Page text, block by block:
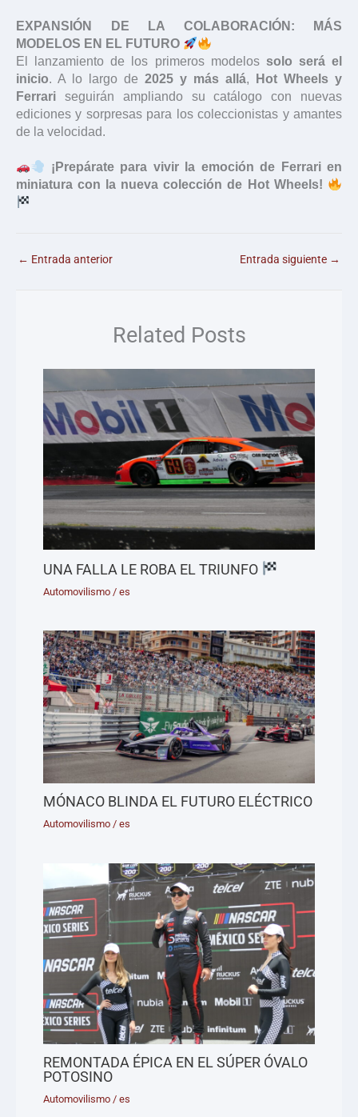
EXPANSIÓN DE LA COLABORACIÓN: MÁS
MODELOS EN EL FUTURO
El lanzamiento de los primeros modelos solo será el
inicio. A lo largo de 2025 y más allá,
Hot Wheels y
Ferrari seguirán ampliando su catálogo con nuevas
ediciones y sorpresas para los coleccionistas y amantes
de la velocidad.
¡Prepárate para vivir la emoción de Ferrari en
miniatura con la nueva colección de Hot Wheels!
← Entrada anterior Entrada siguiente →
Related Posts
UNA FALLA LE ROBA EL TRIUNFO
Automovilismo /es
MÓNACO BLINDA EL FUTURO ELÉCTRICO
Automovilismo /es
REMONTADA ÉPICA EN EL SÚPER ÓVALO
POTOSINO
Automovilismo /es